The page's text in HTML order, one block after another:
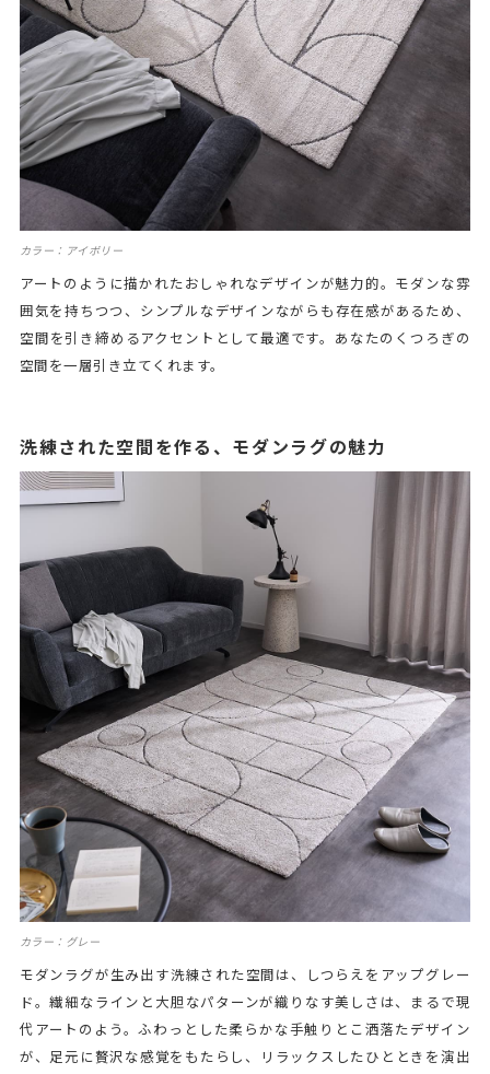
カラー：アイボリー
アートのように描かれたおしゃれなデザインが魅力的。モダンな雰
囲気を持ちつつ、シンプルなデザインながらも存在感があるため、
空間を引き締めるアクセントとして最適です。あなたのくつろぎの
空間を一層引き立てくれます。
洗練された空間を作る、モダンラグの魅力
カラー：グレー
モダンラグが生み出す洗練された空間は、しつらえをアップグレー
ド。繊細なラインと大胆なパターンが織りなす美しさは、まるで現
代アートのよう。ふわっとした柔らかな手触りとこ洒落たデザイン
が、足元に贅沢な感覚をもたらし、リラックスしたひとときを演出